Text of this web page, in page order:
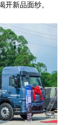
新品面纱。